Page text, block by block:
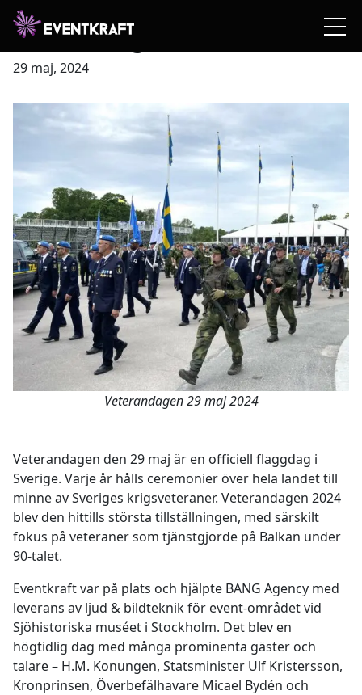
Veterandagen
29 maj, 2024
Veterandagen 29 maj 2024
Veterandagen den 29 maj är en officiell flaggdag i
Sverige. Varje år hålls ceremonier över hela landet till
minne av Sveriges krigsveteraner. Veterandagen 2024
blev den hittills största tillställningen, med särskilt
fokus på veteraner som tjänstgjorde på Balkan under
90-talet.
Eventkraft var på plats och hjälpte BANG Agency med
leverans av ljud & bildteknik för event-området vid
Sjöhistoriska muséet i Stockholm. Det blev en
högtidlig dag med många prominenta gäster och
talare – H.M. Konungen, Statsminister Ulf Kristersson,
Kronprinsen, Överbefälhavare Micael Bydén och